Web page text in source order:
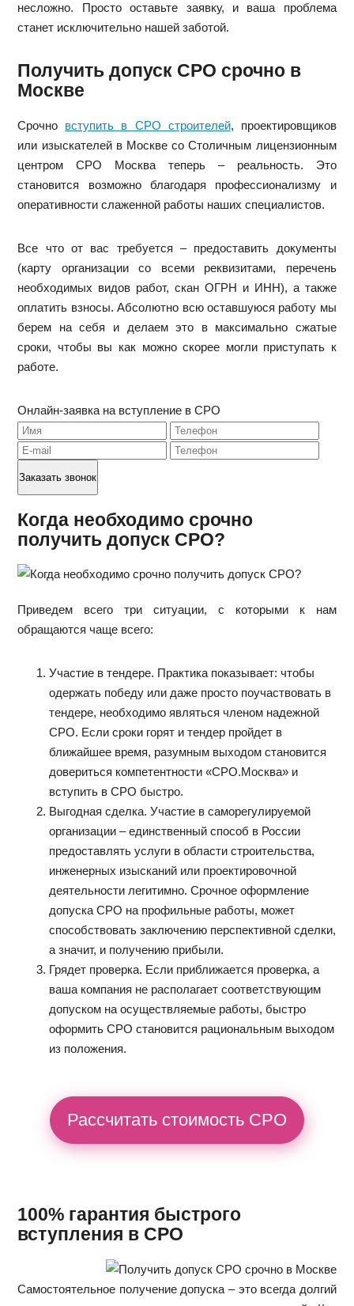
несложно. Просто оставьте заявку, и ваша проблема
станет исключительно нашей заботой.
Получить допуск СРО срочно в
Москве
Срочно вступить в СРО строителей, проектировщиков
или изыскателей в Москве со Столичным лицензионным
центром СРО Москва теперь – реальность. Это
становится возможно благодаря профессионализму и
оперативности слаженной работы наших специалистов.
Все что от вас требуется – предоставить документы
(карту организации со всеми реквизитами, перечень
необходимых видов работ, скан ОГРН и ИНН), а также
оплатить взносы. Абсолютно всю оставшуюся работу мы
берем на себя и делаем это в максимально сжатые
сроки, чтобы вы как можно скорее могли приступать к
работе.
Онлайн-заявка на вступление в СРО
Когда необходимо срочно
получить допуск СРО?
Приведем всего три ситуации, с которыми к нам
обращаются чаще всего:
Участие в тендере. Практика показывает: чтобы
одержать победу или даже просто поучаствовать в
тендере, необходимо являться членом надежной
СРО. Если сроки горят и тендер пройдет в
ближайшее время, разумным выходом становится
довериться компетентности «СРО.Москва» и
вступить в СРО быстро.
Выгодная сделка. Участие в саморегулируемой
организации – единственный способ в России
предоставлять услуги в области строительства,
инженерных изысканий или проектировочной
деятельности легитимно. Срочное оформление
допуска СРО на профильные работы, может
способствовать заключению перспективной сделки,
а значит, и получению прибыли.
Грядет проверка. Если приближается проверка, а
ваша компания не располагает соответствующим
допуском на осуществляемые работы, быстро
оформить СРО становится рациональным выходом
из положения.
Рассчитать стоимость СРО
100% гарантия быстрого
вступления в СРО
Самостоятельное получение допуска – это всегда долгий